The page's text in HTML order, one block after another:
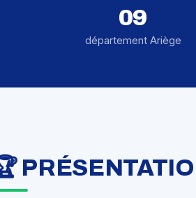
09
département Ariège